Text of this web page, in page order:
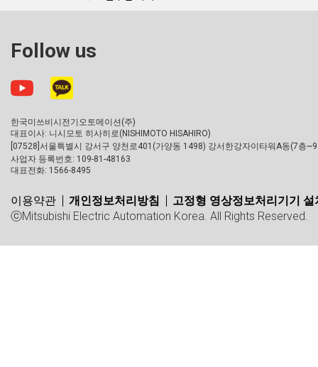
Follow us
한국미쓰비시전기오토메이션(주)
대표이사: 니시모토 히사히로(NISHIMOTO HISAHIRO)
[07528]서울특별시 강서구 양천로401(가양동 1498) 강서한강자이타워A동(7층
사업자 등록번호: 109-81-48163
대표전화: 1566-8495
이용약관 개인정보처리방침
고정형 영상정보처리기기
ⓒMitsubishi Electric Automation Korea. All Rights Reserved.